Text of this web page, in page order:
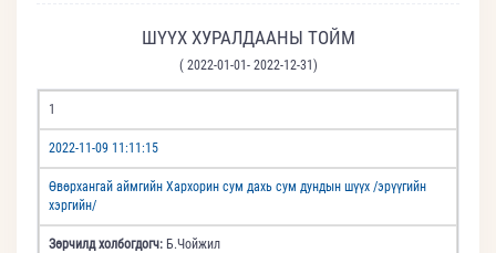
ШҮҮХ ХУРАЛДААНЫ ТОЙМ
( 2022-01-01- 2022-12-31)
1
2022-11-09 11:11:15
Өвөрхангай аймгийн Хархорин сум дахь сум дундын шүүх /эрүүгийн
хэргийн/
Зөрчилд холбогдогч: Б.Чойжил